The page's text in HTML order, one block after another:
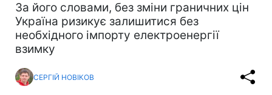
За його словами, без зміни граничних цін
Україна ризикує залишитися без
необхідного імпорту електроенергії
взимку
СЕРГІЙ НОВІКОВ